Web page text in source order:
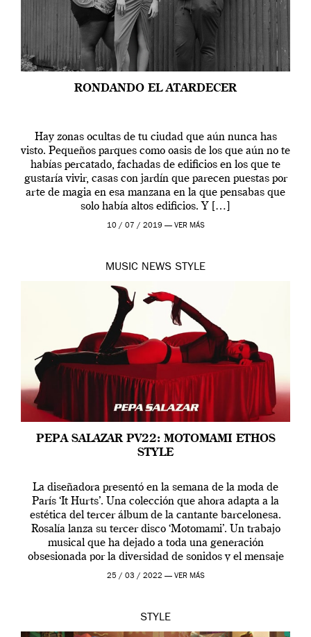
RONDANDO EL ATARDECER
Hay zonas ocultas de tu ciudad que aún nunca has
visto. Pequeños parques como oasis de los que aún no te
habías percatado, fachadas de edificios en los que te
gustaría vivir, casas con jardín que parecen puestas por
arte de magia en esa manzana en la que pensabas que
solo había altos edificios. Y […]
10 / 07 / 2019 — VER MÁS
MUSIC NEWS STYLE
PEPA SALAZAR PV22: MOTOMAMI ETHOS
STYLE
La diseñadora presentó en la semana de la moda de
París ‘It Hurts’. Una colección que ahora adapta a la
estética del tercer álbum de la cantante barcelonesa.
Rosalía lanza su tercer disco ‘Motomami’. Un trabajo
musical que ha dejado a toda una generación
obsesionada por la diversidad de sonidos y el mensaje
profundo que […]
25 / 03 / 2022 — VER MÁS
STYLE